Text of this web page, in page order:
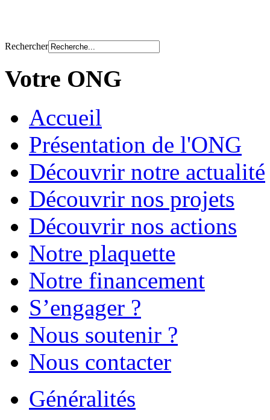
Rechercher
Votre ONG
Accueil
Présentation de l'ONG
Découvrir notre actualité
Découvrir nos projets
Découvrir nos actions
Notre plaquette
Notre financement
S’engager ?
Nous soutenir ?
Nous contacter
Généralités